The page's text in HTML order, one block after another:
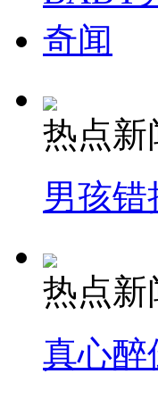
奇闻
热点新
男孩错
热点新
真心醉